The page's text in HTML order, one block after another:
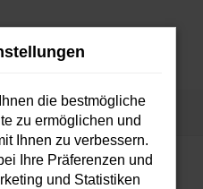
die bestmögliche
zu ermöglichen und
Ihnen zu verbessern.
Ihre Präferenzen und
und Statistiken